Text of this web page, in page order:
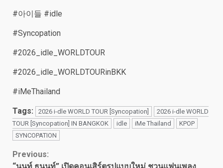
#아이들 #idle
#Syncopation
#2026_idle_WORLDTOUR
#2026_idle_WORLDTOURinBKK
#iMeThailand
Tags: 2026 i-dle WORLD TOUR [Syncopation]
2026 i-dle WORLD
TOUR [Syncopation] IN BANGKOK
idle iMe Thailand
KPOP
SYNCOPATION
Continue
Previous: